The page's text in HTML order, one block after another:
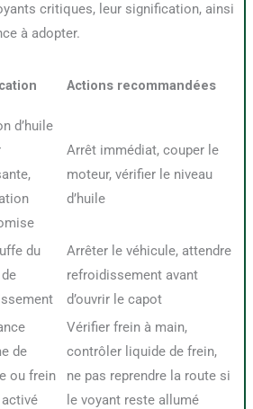
critiques, leur signification, ainsi
à adopter.
Actions recommandées
d’huile
Arrêt immédiat, couper le
moteur, vérifier le niveau
d’huile
du
Arrêter le véhicule, attendre
refroidissement avant
d’ouvrir le capot
de
ou frein
Vérifier frein à main,
contrôler liquide de frein,
ne pas reprendre la route si
le voyant reste allumé